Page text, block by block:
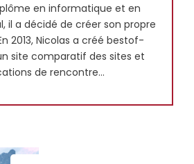
en informatique et en
il a décidé de créer son propre
2013, Nicolas a créé bestof-
site comparatif des sites et
de rencontre...